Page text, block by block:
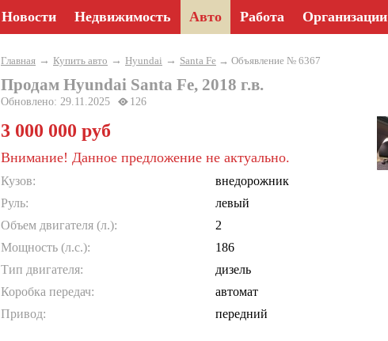
Новости Недвижимость Авто Работа Организации
Главная → Купить авто → Hyundai → Santa Fe → Объявление № 6367
Продам Hyundai Santa Fe, 2018 г.в.
Обновлено: 29.11.2025 126
3 000 000 руб
Внимание! Данное предложение не актуально.
Кузов:
внедорожник
Руль:
левый
Объем двигателя (л.):
2
Мощность (л.с.):
186
Тип двигателя:
дизель
Коробка передач:
автомат
Привод:
передний